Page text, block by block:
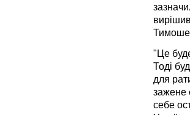
"Це
Тоді
для
зажене
себе